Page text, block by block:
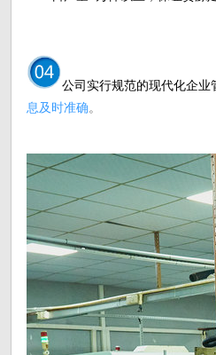
公司实行规范的现代化企
息及时准确。